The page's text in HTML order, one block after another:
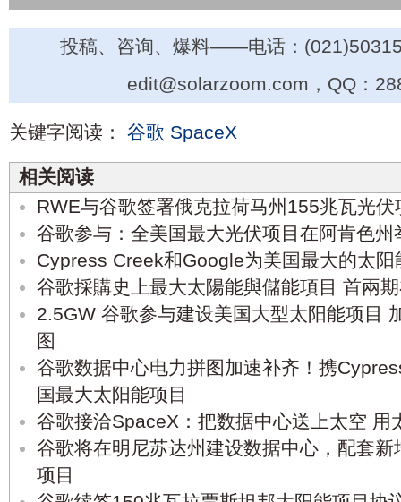
投稿、咨询、爆料——电话：
edit@solarzoom.com，QQ：
关键字阅读： 谷歌 SpaceX
相关阅读
RWE与谷歌签署俄克拉荷马州155兆瓦光
谷歌参与：全美国最大光伏项目在阿肯色州
Cypress Creek和Google为美国最大的太阳
谷歌採購史上最大太陽能與儲能項目 首兩
2.5GW 谷歌参与建设美国大型太阳能项目
图
谷歌数据中心电力拼图加速补齐！携
国最大太阳能项目
谷歌接洽SpaceX：把数据中心送上太空 用
谷歌将在明尼苏达州建设数据中心，配套
项目